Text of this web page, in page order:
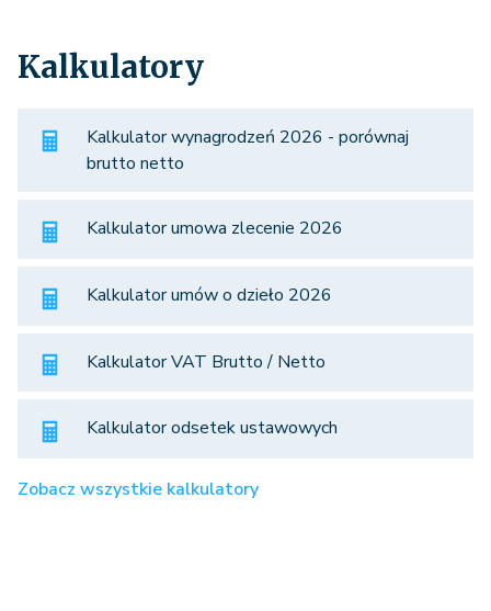
Kalkulatory
Kalkulator wynagrodzeń 2026 - porównaj
brutto netto
Kalkulator umowa zlecenie 2026
Kalkulator umów o dzieło 2026
Kalkulator VAT Brutto / Netto
Kalkulator odsetek ustawowych
Zobacz wszystkie kalkulatory